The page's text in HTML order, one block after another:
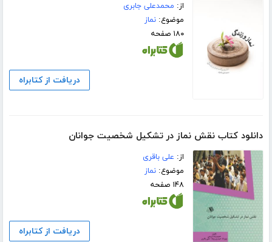
از: محمدعلی جابری
موضوع:نماز
۱۸۰ صفحه
دریافت از کتابراه
دانلود کتاب نقش نماز در تشکیل شخصیت جوانان
از: علی باقری
موضوع:نماز
۱۴۸ صفحه
دریافت از کتابراه